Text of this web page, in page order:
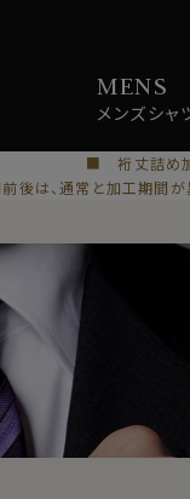
MENS
メンズシャ
■ 裄丈詰め
後は、通常と加工期間